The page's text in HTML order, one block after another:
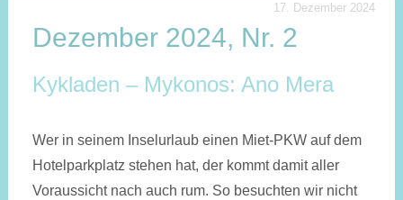
17. Dezember 2024
Dezember 2024, Nr. 2
Kykladen – Mykonos: Ano Mera
Wer in seinem Insel­urlaub einen Miet-PKW auf dem
Hotel­park­platz stehen hat, der kommt damit aller
Voraus­sicht nach auch rum. So besuchten wir nicht